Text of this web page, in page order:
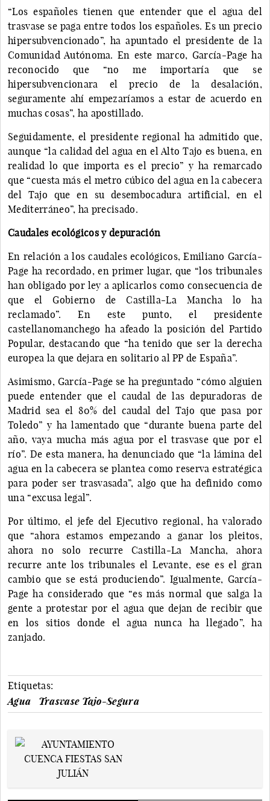
“Los españoles tienen que entender que el agua del
trasvase se paga entre todos los españoles. Es un precio
hipersubvencionado”, ha apuntado el presidente de la
Comunidad Autónoma. En este marco, García-Page ha
reconocido que “no me importaría que se
hipersubvencionara el precio de la desalación,
seguramente ahí empezaríamos a estar de acuerdo en
muchas cosas”, ha apostillado.
Seguidamente, el presidente regional ha admitido que,
aunque “la calidad del agua en el Alto Tajo es buena, en
realidad lo que importa es el precio” y ha remarcado
que “cuesta más el metro cúbico del agua en la cabecera
del Tajo que en su desembocadura artificial, en el
Mediterráneo”, ha precisado.
Caudales ecológicos y depuración
En relación a los caudales ecológicos, Emiliano García-
Page ha recordado, en primer lugar, que “los tribunales
han obligado por ley a aplicarlos como consecuencia de
que el Gobierno de Castilla-La Mancha lo ha
reclamado”. En este punto, el presidente
castellanomanchego ha afeado la posición del Partido
Popular, destacando que “ha tenido que ser la derecha
europea la que dejara en solitario al PP de España”.
Asimismo, García-Page se ha preguntado “cómo alguien
puede entender que el caudal de las depuradoras de
Madrid sea el 80% del caudal del Tajo que pasa por
Toledo” y ha lamentado que “durante buena parte del
año, vaya mucha más agua por el trasvase que por el
río”. De esta manera, ha denunciado que “la lámina del
agua en la cabecera se plantea como reserva estratégica
para poder ser trasvasada”, algo que ha definido como
una “excusa legal”.
Por último, el jefe del Ejecutivo regional, ha valorado
que “ahora estamos empezando a ganar los pleitos,
ahora no solo recurre Castilla-La Mancha, ahora
recurre ante los tribunales el Levante, ese es el gran
cambio que se está produciendo”. Igualmente, García-
Page ha considerado que “es más normal que salga la
gente a protestar por el agua que dejan de recibir que
en los sitios donde el agua nunca ha llegado”, ha
zanjado.
Etiquetas:
Agua
Trasvase Tajo-Segura